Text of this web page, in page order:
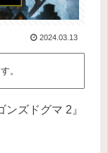
2024.03.13
。
ズドグマ 2』